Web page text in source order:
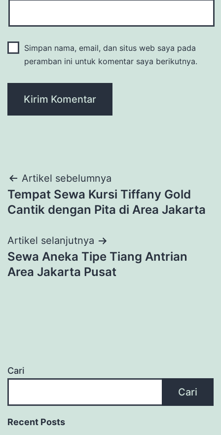
Simpan nama, email, dan situs web saya pada
peramban ini untuk komentar saya berikutnya.
Navigasi
pos
Artikel sebelumnya
Tempat Sewa Kursi Tiffany Gold
Cantik dengan Pita di Area Jakarta
Artikel selanjutnya
Sewa Aneka Tipe Tiang Antrian
Area Jakarta Pusat
Cari
Cari
Recent Posts